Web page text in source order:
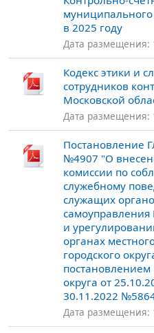
муниципального
в 2025 году
Дата размещения:
Кодекс этики и
сотрудников
Московской
Дата размещения:
Постановление
№4907 "О
комиссии по
служебному
служащих
самоуправления
и
органах
городского
постановлением
округа от
30.11.2022
Дата размещения: